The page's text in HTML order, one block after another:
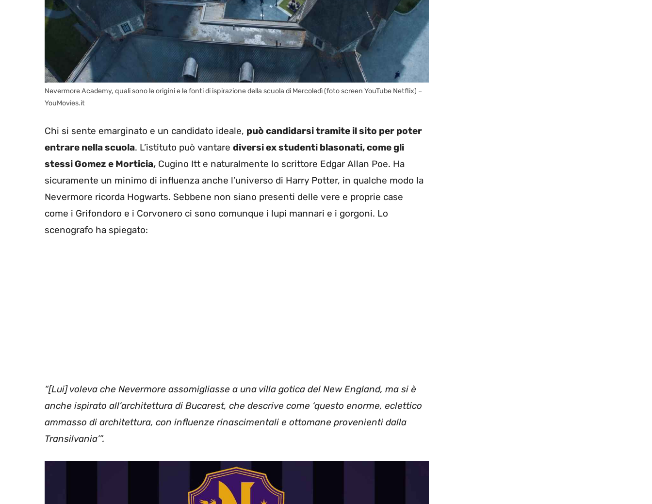
Nevermore Academy, quali sono le origini e le fonti di ispirazione della scuola di Mercoledì (foto screen YouTube Netflix) –
YouMovies.it
Chi si sente emarginato e un candidato ideale, può candidarsi tramite il sito per poter
entrare nella scuola. L’istituto può vantare diversi ex studenti blasonati, come gli
stessi Gomez e Morticia, Cugino Itt e naturalmente lo scrittore Edgar Allan Poe. Ha
sicuramente un minimo di influenza anche l’universo di Harry Potter, in qualche modo la
Nevermore ricorda Hogwarts. Sebbene non siano presenti delle vere e proprie case
come i Grifondoro e i Corvonero ci sono comunque i lupi mannari e i gorgoni. Lo
scenografo ha spiegato:
“[Lui] voleva che Nevermore assomigliasse a una villa gotica del New England, ma si è
anche ispirato all’architettura di Bucarest, che descrive come ‘questo enorme, eclettico
ammasso di architettura, con influenze rinascimentali e ottomane provenienti dalla
Transilvania’”.